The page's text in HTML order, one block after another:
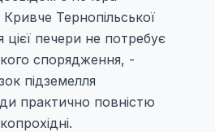
Тернопільської
цієї печери не потребує
спорядження, -
підземелля
практично повністю